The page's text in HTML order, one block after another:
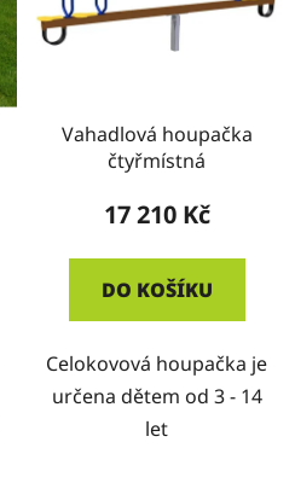
Vahadlová houpačka
čtyřmístná
17 210 Kč
DO KOŠÍKU
Celokovová houpačka je
určena dětem od 3 - 14
let